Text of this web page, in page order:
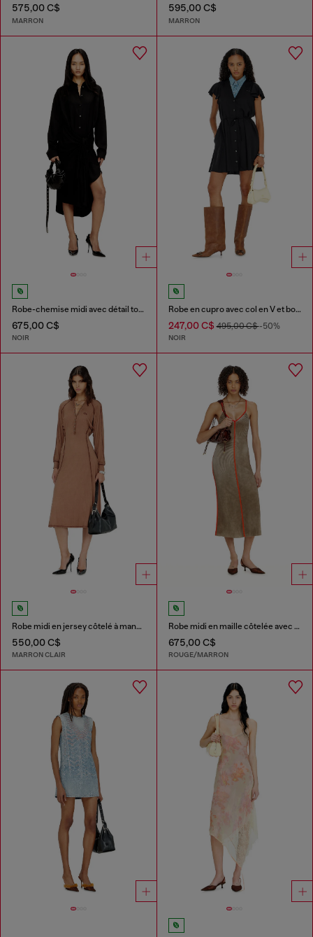
575,00 C$
MARRON
595,00 C$
MARRON
Robe-chemise midi avec détail torsadé
675,00 C$
NOIR
Robe en cupro avec col en V et boutons à l'avant
247,00 C$495,00 C$-50%
NOIR
Robe midi en jersey côtelé à manches chauve-souris
550,00 C$
MARRON CLAIR
Robe midi en maille côtelée avec bandes contrastées
675,00 C$
ROUGE/MARRON